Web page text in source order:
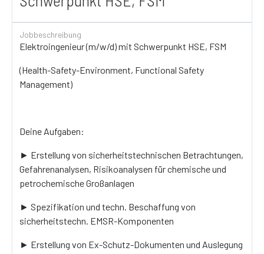
Jobbeschreibung
Elektroingenieur (m/w/d) mit Schwerpunkt HSE, FSM
(Health-Safety-Environment, Functional Safety
Management)
Deine Aufgaben:
► Erstellung von sicherheitstechnischen Betrachtungen,
Gefahrenanalysen, Risikoanalysen für chemische und
petrochemische Großanlagen
► Spezifikation und techn. Beschaffung von
sicherheitstechn. EMSR-Komponenten
► Erstellung von Ex-Schutz-Dokumenten und Auslegung